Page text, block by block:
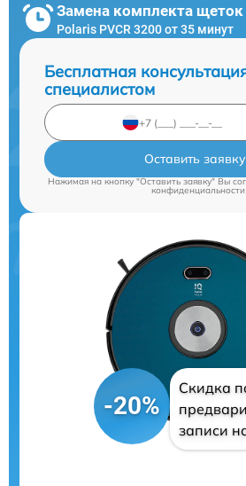
Замена комплекта
Polaris PVCR 3200 от 35 минут
Бесплатная
специалистом
Оставить заявку
Нажимая на кнопку "Оставить заявку" Вы
конфиденциальности
-20%
Скидка
записи